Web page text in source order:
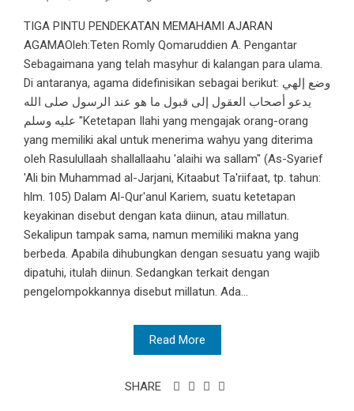
TIGA PINTU PENDEKATAN MEMAHAMI AJARAN
AGAMAOleh:Teten Romly Qomaruddien A. Pengantar
Sebagaimana yang telah masyhur di kalangan para ulama.
Di antaranya, agama didefinisikan sebagai berikut: وضع إلهي
يدعو أصحاب العقول إلى قبول ما هو عند الرسول صلى الله
عليه وسلم "Ketetapan Ilahi yang mengajak orang-orang
yang memiliki akal untuk menerima wahyu yang diterima
oleh Rasulullaah shallallaahu 'alaihi wa sallam" (As-Syarief
'Ali bin Muhammad al-Jarjani, Kitaabut Ta'riifaat, tp. tahun:
hlm. 105) Dalam Al-Qur'anul Kariem, suatu ketetapan
keyakinan disebut dengan kata diinun, atau millatun.
Sekalipun tampak sama, namun memiliki makna yang
berbeda. Apabila dihubungkan dengan sesuatu yang wajib
dipatuhi, itulah diinun. Sedangkan terkait dengan
pengelompokkannya disebut millatun. Ada...
Read More
SHARE